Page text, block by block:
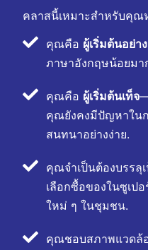
คลาสนี้เหมาะสำหรับคุณ
คุณคือ ผู้เริ่มต้นอย่า
ภาษาอังกฤษน้อยมา
คุณคือ ผู้เริ่มต้นเท็จ
คุณยังคงมีปัญหาใน
สนทนาอย่างง่าย.
คุณจำเป็นต้องบรรลุ
เลือกซื้อของในซูเป
ใหม่ ๆ ในชุมชน.
คุณชอบสภาพแวดล้